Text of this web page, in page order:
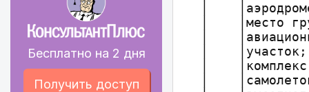
Бесплатно на 2 дня
Получить доступ